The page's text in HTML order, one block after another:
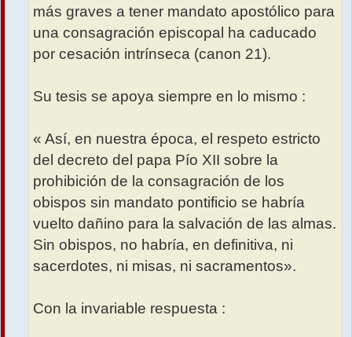
más graves a tener mandato apostólico para
una consagración episcopal ha caducado
por cesación intrínseca (canon 21).
Su tesis se apoya siempre en lo mismo :
« Así, en nuestra época, el respeto estricto
del decreto del papa Pío XII sobre la
prohibición de la consagración de los
obispos sin mandato pontificio se habría
vuelto dañino para la salvación de las almas.
Sin obispos, no habría, en definitiva, ni
sacerdotes, ni misas, ni sacramentos».
Con la invariable respuesta :